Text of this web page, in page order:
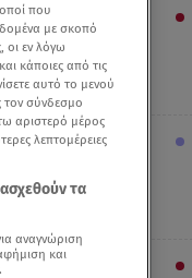
που
με σκοπό
οι εν λόγω
κάποιες από τις
αυτό το μενού
τον σύνδεσμο
αριστερό μέρος
λεπτομέρειες
τα
αναγνώριση
και